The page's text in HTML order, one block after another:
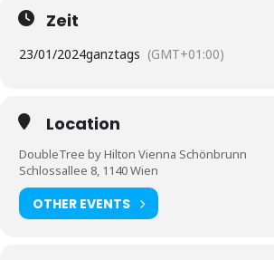
Zeit
23/01/2024ganztags (GMT+01:00)
Location
DoubleTree by Hilton Vienna Schönbrunn
Schlossallee 8, 1140 Wien
OTHER EVENTS